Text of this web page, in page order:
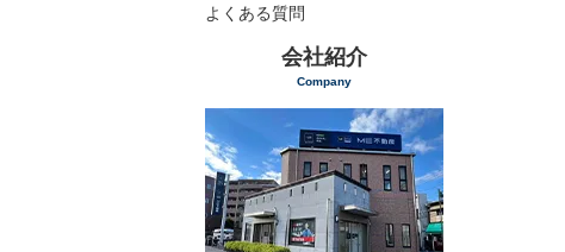
よくある質問
会社紹介
Company